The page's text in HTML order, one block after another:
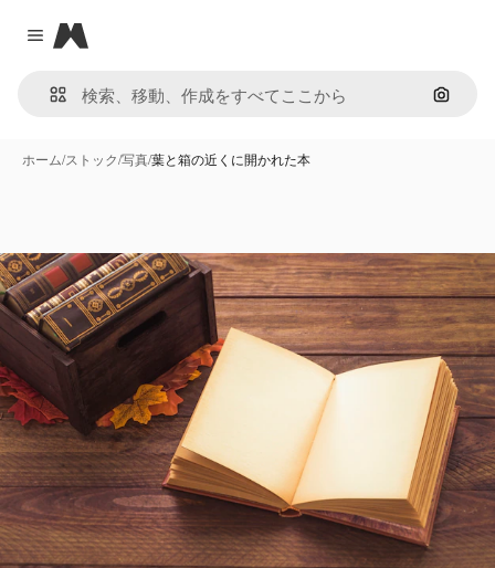
Close menu
Magnific
画像で
ホーム/ストック/写真/葉と箱の近くに開かれた本